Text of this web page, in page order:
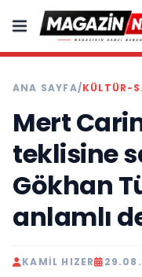
ANA SAYFA/KÜLTÜR-
Mert
teklisine
Gökhan
anlamlı
KAMIL HIZER